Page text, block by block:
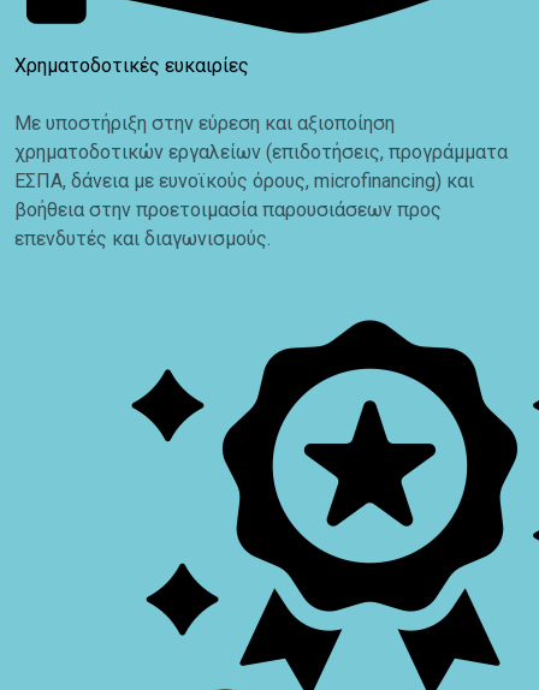
Χρηματοδοτικές ευκαιρίες
Με υποστήριξη στην εύρεση και αξιοποίηση
χρηματοδοτικών εργαλείων (επιδοτήσεις, προγράμματα
ΕΣΠΑ, δάνεια με ευνοϊκούς όρους, microfinancing) και
βοήθεια στην προετοιμασία παρουσιάσεων προς
επενδυτές και διαγωνισμούς.